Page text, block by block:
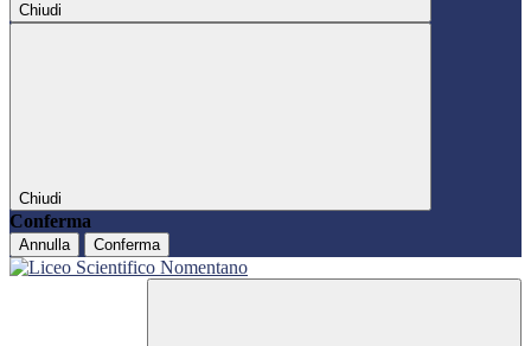
Chiudi
Chiudi
Conferma
Annulla Conferma